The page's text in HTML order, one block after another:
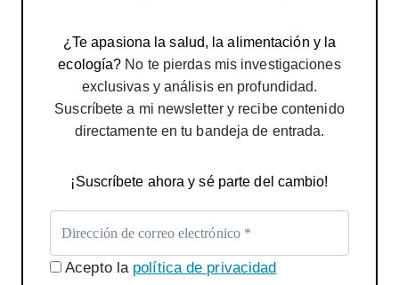
¿Te apasiona la salud, la alimentación y la
ecología? No te pierdas mis investigaciones
exclusivas y análisis en profundidad.
Suscríbete a mi newsletter y recibe contenido
directamente en tu bandeja de entrada.
¡Suscríbete ahora y sé parte del cambio!
Acepto la política de privacidad